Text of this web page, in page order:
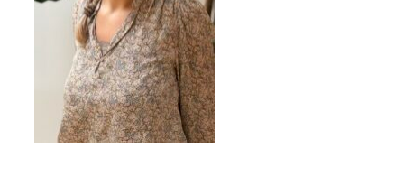
Uddannelser & kurser
Lokaler
Om AYA House
Events
Uddannelser & kurser
Lokaler